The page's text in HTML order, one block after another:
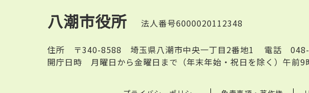
八潮市役所 法人番号6000020112348
住所 〒340-8588 埼玉県八潮市中央一丁目2番地1 電話
開庁日時 月曜日から金曜日まで（年末年始・祝日を除く）午前